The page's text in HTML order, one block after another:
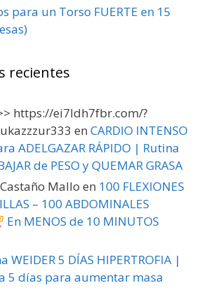
para un Torso FUERTE en 15
recientes
https://ei7ldh7fbr.com/?
en CARDIO INTENSO
ADELGAZAR RÁPIDO | Rutina
de PESO y QUEMAR GRASA
Mallo en 100 FLEXIONES
– 100 ABDOMINALES
En MENOS de 10 MINUTOS
WEIDER 5 DÍAS HIPERTROFIA |
5 días para aumentar masa